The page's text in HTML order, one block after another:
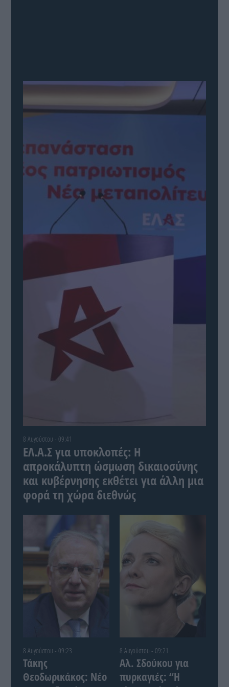
8 Αυγούστου - 09:41
ΕΛ.Α.Σ για υποκλοπές: Η
απροκάλυπτη ώσμωση δικαιοσύνης
και κυβέρνησης εκθέτει για άλλη μια
φορά τη χώρα διεθνώς
8 Αυγούστου - 09:23
Τάκης
Θεοδωρικάκος: Νέο
8 Αυγούστου - 09:21
Αλ. Σδούκου για
πυρκαγιές: “Η